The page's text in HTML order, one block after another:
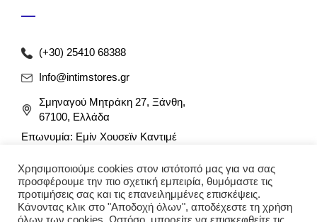
(+30) 25410 68388
Info@intimstores.gr
Σμηναγού Μητράκη 27, Ξάνθη,
67100, Ελλάδα
Επωνυμία: Εμίν Χουσεϊν Καντιμέ
Αρ. Γ.Ε.ΜΗ: 012349946000
Χρησιμοποιούμε cookies στον ιστότοπό μας για να σας
προσφέρουμε την πιο σχετική εμπειρία, θυμόμαστε τις
προτιμήσεις σας και τις επανειλημμένες επισκέψεις.
Κάνοντας κλικ στο "Αποδοχή όλων", αποδέχεστε τη χρήση